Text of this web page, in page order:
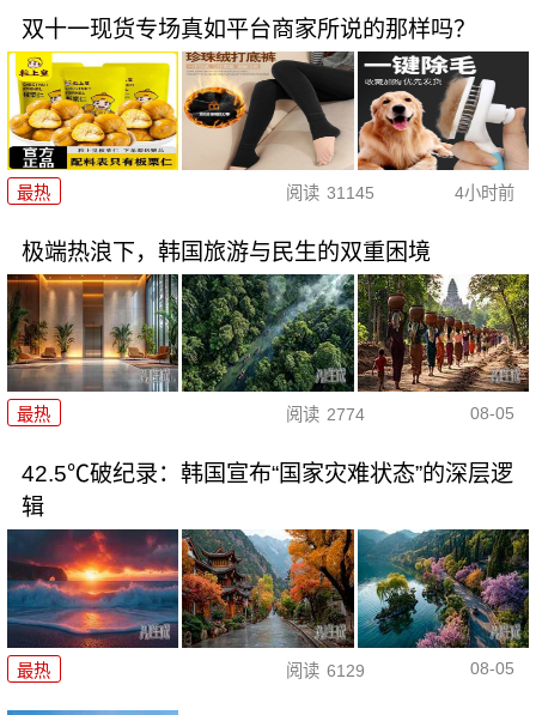
双十一现货专场真如平台商家所说的那样吗？
最热 阅读 31145 4小时前
极端热浪下，韩国旅游与民生的双重困境
最热 阅读 2774 08-05
42.5℃破纪录：韩国宣布“国家灾难状态”的深层逻
辑
最热 阅读 6129 08-05